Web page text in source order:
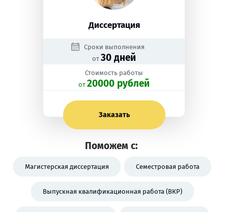
Диссертация
Сроки выполнения
от 30 дней
Стоимость работы
oт 20000 рублей
Заказать
Поможем с:
Магистерская диссертация Семестровая работа
Выпускная квалификационная работа (ВКР)